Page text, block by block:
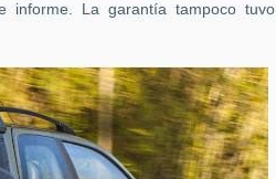
informe. La garantía tampoco tuvo